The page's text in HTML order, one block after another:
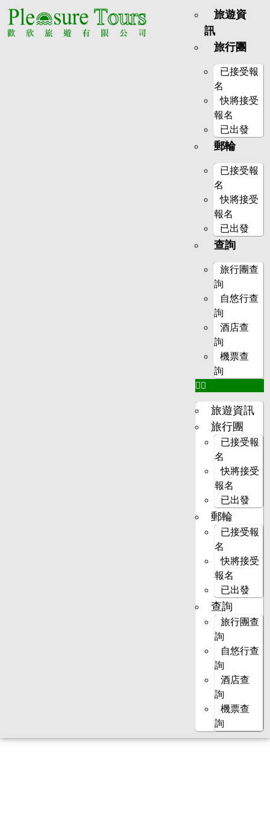
旅遊資
訊
旅行團
已接受報
名
快將接受
報名
已出發
郵輪
已接受報
名
快將接受
報名
已出發
查詢
旅行團查
詢
自悠行查
詢
酒店查
詢
機票查
詢
旅遊資訊
旅行團
已接受報
名
快將接受
報名
已出發
郵輪
已接受報
名
快將接受
報名
已出發
查詢
旅行團查
詢
自悠行查
詢
酒店查
詢
機票查
詢